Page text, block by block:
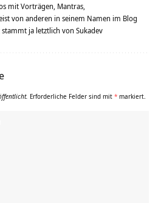
mit Vorträgen, Mantras,
von anderen in seinem Namen im Blog
ja letztlich von Sukadev
Erforderliche Felder sind mit * markiert.